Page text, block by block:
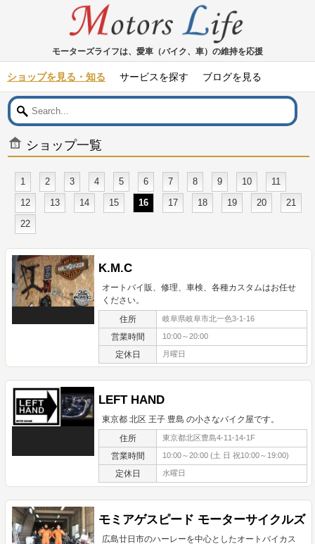
モーターズライフは、愛車（バイク、車）の維持を応援
ショップを見る・知る サービスを探す ブログを見る
ショップ一覧
1 2 3 4 5 6 7 8 9 10
11
12
13 14 15 16 17 18 19 20
21
22
K.M.C
オートバイ販、修理、車検、各種カスタムはお任せ
ください。
住所 岐阜県岐阜市北一色3-1-16
営業時間 10:00～20:00
定休日 月曜日
LEFT HAND
東京都 北区 王子 豊島 の小さなバイク屋です。
住所 東京都北区豊島4-11-14-1F
営業時間 10:00～20:00 (土 日 祝10:00～19:00)
定休日 水曜日
モミアゲスピード モーターサイクルズ
広島廿日市のハーレーを中心としたオートバイカス